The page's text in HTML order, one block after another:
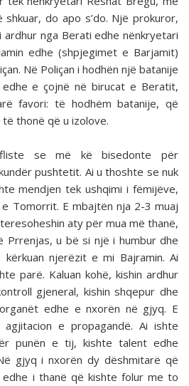
do apo s’do. Një prokuror,
ardhur nga Berati edhe nënkryetari
edhe (shpjegimet e Barjamit)
Në Poliçan i hodhën një batanije
e çojnë në birucat e Beratit,
favori: të hodhëm batanije, që
thonë që u izolove.
se më kë bisedonte për
pushtetit. Ai u thoshte se nuk
mendjen tek ushqimi i fëmijëve,
Tomorrit. E mbajtën nja 2-3 muaj
aty për mua më thanë,
Prrenjas, u bë si një i humbur dhe
kërkuan njerëzit e mi Bajramin. Ai
parë. Kaluan kohë, kishin ardhur
gjeneral, kishin shqepur dhe
edhe e nxorën në gjyq. E
e propagandë. Ai ishte
punën e tij, kishte talent edhe
gjyq i nxorën dy dëshmitarë që
edhe i thanë që kishte folur me to